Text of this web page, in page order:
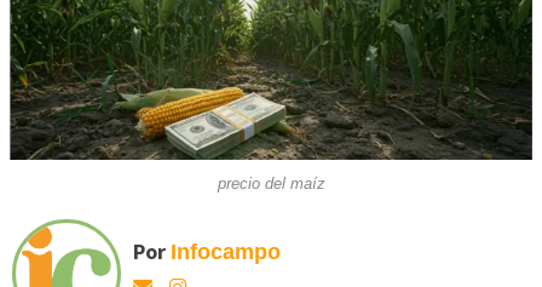
precio del maíz
Por Infocampo